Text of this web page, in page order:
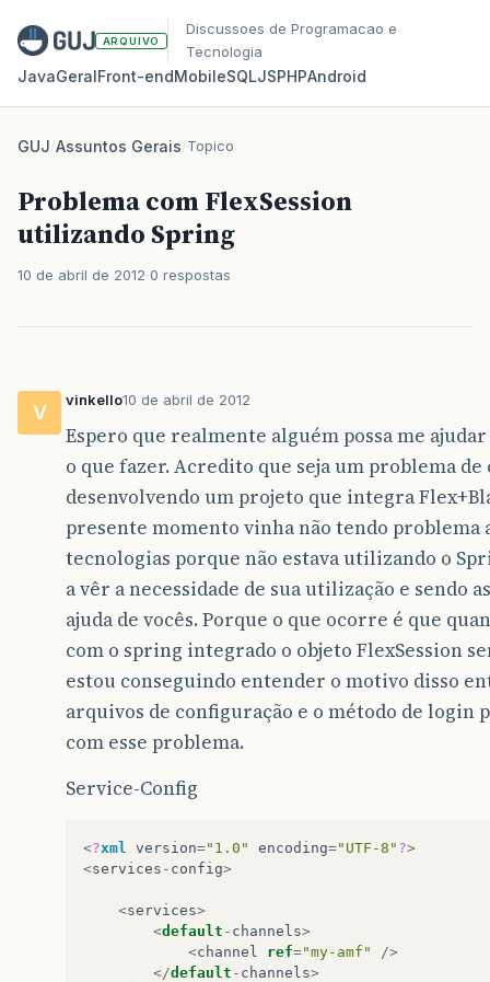
ARQUIVO
Discussoes de Programacao e
Tecnologia
JavaGeralFront‑endMobileSQLJSPHPAndroid
GUJ/Assuntos Gerais/Topico
Problema com FlexSession
utilizando Spring
10 de abril de 2012 0 respostas
V
vinkello10 de abril de 2012
Espero que realmente alguém possa me
o que fazer. Acredito que seja um problema
desenvolvendo um projeto que integra
presente momento vinha não tendo problema
tecnologias porque não estava utilizando o
a vêr a necessidade de sua utilização e sendo
ajuda de vocês. Porque o que ocorre é que
com o spring integrado o objeto FlexSession
estou conseguindo entender o motivo disso
arquivos de configuração e o método de login
com esse problema.
Service-Config
<?xml version="1.0" encoding="UTF-8" ?>
<services - config>
<services>
<default - channels>
<channel ref="my-amf"
/>
</default - channels>